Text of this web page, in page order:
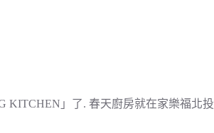
KITCHEN」了. 春天廚房就在家樂福北投